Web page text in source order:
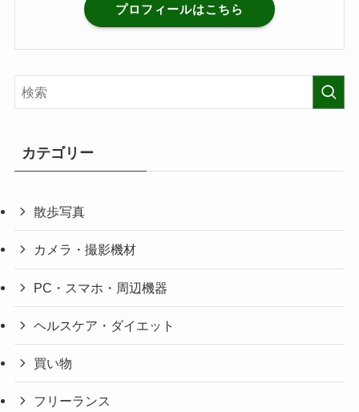
プロフィールはこちら
カテゴリー
散歩写真
カメラ・撮影機材
PC・スマホ・周辺機器
ヘルスケア・ダイエット
買い物
フリーランス